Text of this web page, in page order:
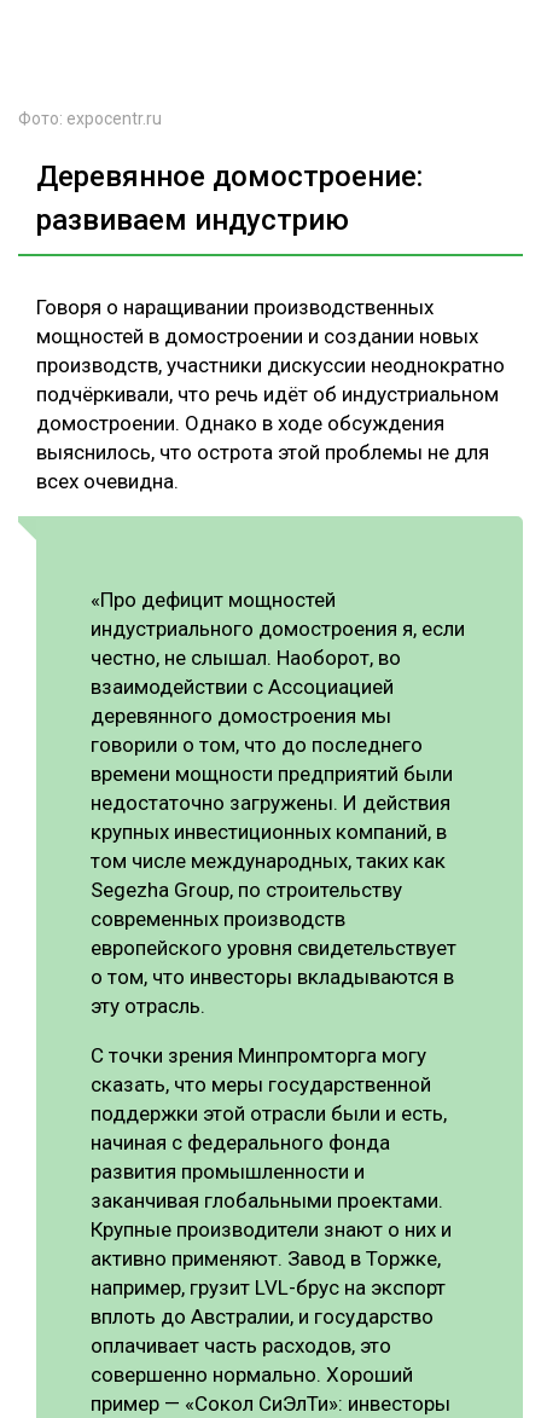
Фото: expocentr.ru
Деревянное домостроение:
развиваем индустрию
Говоря о наращивании производственных
мощностей в домостроении и создании новых
производств, участники дискуссии неоднократно
подчёркивали, что речь идёт об индустриальном
домостроении. Однако в ходе обсуждения
выяснилось, что острота этой проблемы не для
всех очевидна.
«Про дефицит мощностей
индустриального домостроения я, если
честно, не слышал. Наоборот, во
взаимодействии с Ассоциацией
деревянного домостроения мы
говорили о том, что до последнего
времени мощности предприятий были
недостаточно загружены. И действия
крупных инвестиционных компаний, в
том числе международных, таких как
Segezha Group, по строительству
современных производств
европейского уровня свидетельствует
о том, что инвесторы вкладываются в
эту отрасль.
С точки зрения Минпромторга могу
сказать, что меры государственной
поддержки этой отрасли были и есть,
начиная с федерального фонда
развития промышленности и
заканчивая глобальными проектами.
Крупные производители знают о них и
активно применяют. Завод в Торжке,
например, грузит LVL-брус на экспорт
вплоть до Австралии, и государство
оплачивает часть расходов, это
совершенно нормально. Хороший
пример — «Сокол СиЭлТи»: инвесторы